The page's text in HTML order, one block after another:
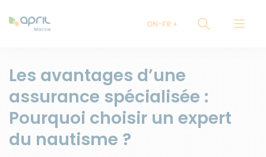
ON-FR
Les avantages d’une
assurance spécialisée :
Pourquoi choisir un expert
du nautisme ?